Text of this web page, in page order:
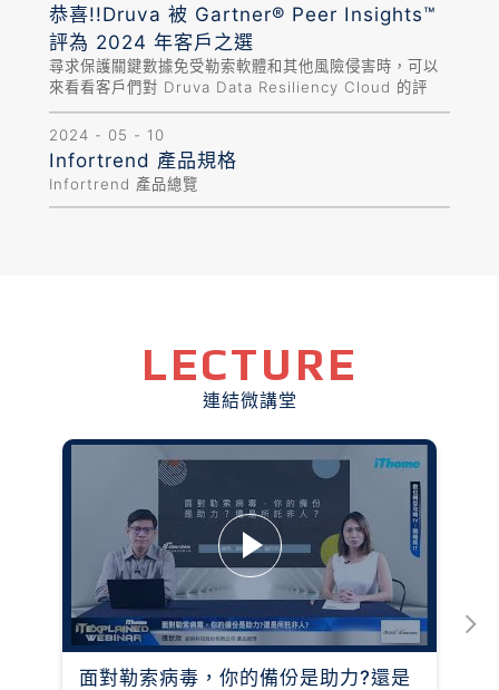
恭喜!!Druva 被 Gartner® Peer Insights™
評為 2024 年客戶之選
尋求保護關鍵數據免受勒索軟體和其他風險侵害時，可以
來看看客戶們對 Druva Data Resiliency Cloud 的評
價。
https://www.gartner.com/reviews/market/enterprise-
backup-and-recovery-software-solutions 我們很...
2024 - 05 - 10
Infortrend 產品規格
Infortrend 產品總覽
LECTURE
連結微講堂
面對勒索病毒，你的備份是助力?還是